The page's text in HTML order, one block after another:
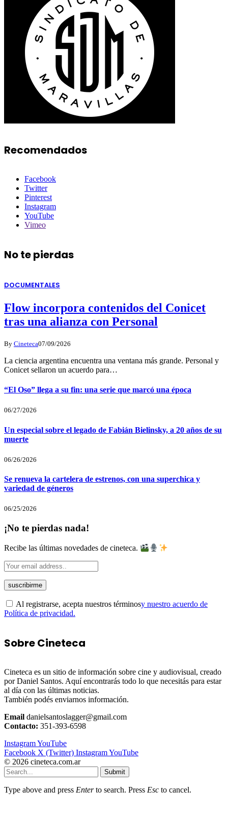
Recomendados
Facebook
Twitter
Pinterest
Instagram
YouTube
Vimeo
No te pierdas
DOCUMENTALES
Flow incorpora contenidos del Conicet
tras una alianza con Personal
By Cineteca07/09/2026
La ciencia argentina encuentra una ventana más grande. Personal y
Conicet sellaron un acuerdo para…
“El Oso” llega a su fin: una serie que marcó una época
06/27/2026
Un especial sobre el legado de Fabián Bielinsky, a 20 años de su
muerte
06/26/2026
Se renueva la cartelera de estrenos, con una superchica y
variedad de géneros
06/25/2026
¡No te pierdas nada!
Recibe las últimas novedades de cineteca.
Al registrarse, acepta nuestros términosy nuestro acuerdo de
Política de privacidad.
Sobre Cineteca
Cineteca es un sitio de información sobre cine y audiovisual, creado
por Daniel Santos. Aquí encontrarás todo lo que necesitás para estar
al día con las últimas noticias.
También podés enviarnos información.
Email danielsantoslagger@gmail.com
Contacto: 351-393-6598
InstagramYouTube
Facebook X (Twitter) InstagramYouTube
© 2026 cineteca.com.ar
Submit
Type above and press Enterto search. Press Esc to cancel.